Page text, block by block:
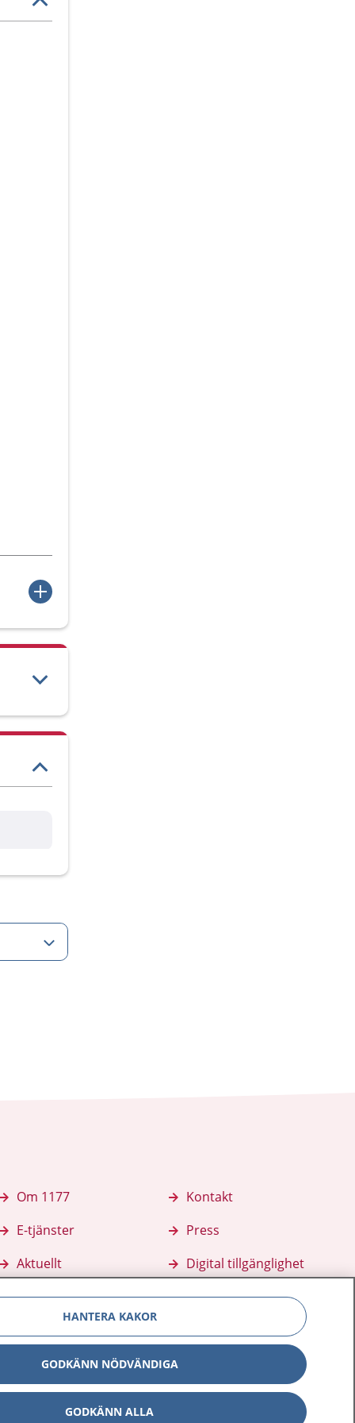
Om 1177
E-tjänster
Aktuellt
Kontakt
Press
Digital tillgänglighet
personuppgifterHantering av kakor Inställningar för kakor
HANTERA KAKOR
GODKÄNN NÖDVÄNDIGA
GODKÄNN ALLA